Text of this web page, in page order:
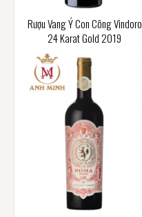
Rượu Vang Ý Con Công Vindoro
24 Karat Gold 2019